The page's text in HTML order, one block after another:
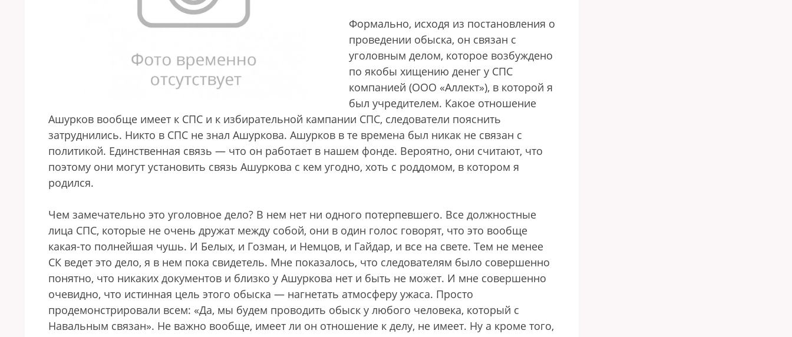
Формально, исходя из постановления о
проведении обыска, он связан с
уголовным делом, которое возбуждено
по якобы хищению денег у СПС
компанией (ООО «Аллект»), в которой я
был учредителем. Какое отношение
Ашурков вообще имеет к СПС и к избирательной кампании СПС, следователи пояснить
затруднились. Никто в СПС не знал Ашуркова. Ашурков в те времена был никак не связан с
политикой. Единственная связь — что он работает в нашем фонде. Вероятно, они считают, что
поэтому они могут установить связь Ашуркова с кем угодно, хоть с роддомом, в котором я
родился.
Чем замечательно это уголовное дело? В нем нет ни одного потерпевшего. Все должностные
лица СПС, которые не очень дружат между собой, они в один голос говорят, что это вообще
какая-то полнейшая чушь. И Белых, и Гозман, и Немцов, и Гайдар, и все на свете. Тем не менее
СК ведет это дело, я в нем пока свидетель. Мне показалось, что следователям было совершенно
понятно, что никаких документов и близко у Ашуркова нет и быть не может. И мне совершенно
очевидно, что истинная цель этого обыска — нагнетать атмосферу ужаса. Просто
продемонстрировали всем: «Да, мы будем проводить обыск у любого человека, который с
Навальным связан». Не важно вообще, имеет ли он отношение к делу, не имеет. Ну а кроме того,